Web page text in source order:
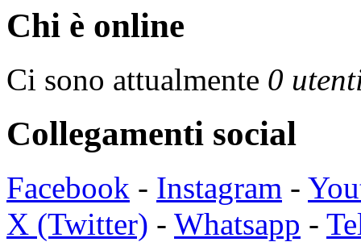
Chi è online
Ci sono attualmente 0
Collegamenti social
Facebook - Instagram -
X (Twitter) - Whatsapp -